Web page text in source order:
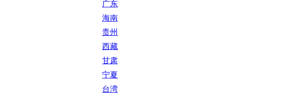
广东
海南
贵州
西藏
甘肃
宁夏
台湾